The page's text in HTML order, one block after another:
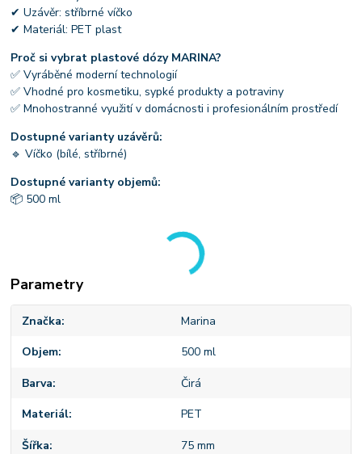
✔ Uzávěr: stříbrné víčko
✔ Materiál: PET plast
Proč si vybrat plastové dózy MARINA?
✅ Vyráběné moderní technologií
✅ Vhodné pro kosmetiku, sypké produkty a potraviny
✅ Mnohostranné využití v domácnosti i profesionálním prostředí
Dostupné varianty uzávěrů:
🔹 Víčko (bílé, stříbrné)
Dostupné varianty objemů:
📦 500 ml
Parametry
Značka Marina
Objem 500 ml
Barva Čirá
Materiál PET
Šířka 75 mm